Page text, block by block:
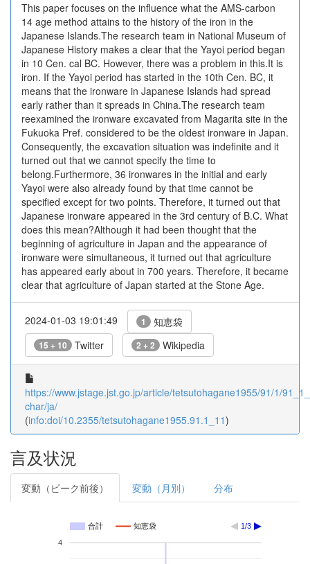
This paper focuses on the influence what the AMS-carbon
14 age method attains to the history of the iron in the
Japanese Islands.The research team in National Museum of
Japanese History makes a clear that the Yayoi period began
in 10 Cen. cal BC. However, there was a problem in this.It is
iron. If the Yayoi period has started in the 10th Cen. BC, it
means that the ironware in Japanese Islands had spread
early rather than it spreads in China.The research team
reexamined the ironware excavated from Magarita site in the
Fukuoka Pref. considered to be the oldest ironware in Japan.
Consequently, the excavation situation was indefinite and it
turned out that we cannot specify the time to
belong.Furthermore, 36 ironwares in the initial and early
Yayoi were also already found by that time cannot be
specified except for two points. Therefore, it turned out that
Japanese ironware appeared in the 3rd century of B.C. What
does this mean?Although it had been thought that the
beginning of agriculture in Japan and the appearance of
ironware were simultaneous, it turned out that agriculture
has appeared early about in 700 years. Therefore, it became
clear that agriculture of Japan started at the Stone Age.
2024-01-03 19:01:49 1 知恵袋
15 + 10 Twitter 2 + 2 Wikipedia
https://www.jstage.jst.go.jp/article/tetsutohagane1955/91/1/
char/ja/
(info:doi/10.2355/tetsutohagane1955.91.1_11)
言及状況
変動（ピーク前後） 変動（月別） 分布
合計 知恵袋 1/3
4